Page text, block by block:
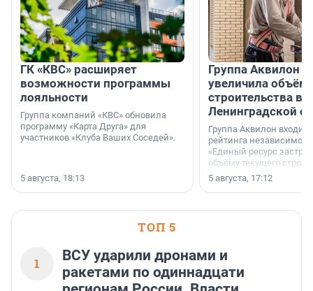
ГК «КВС» расширяет
возможности программы
лояльности
Группа компаний «КВС» обновила
программу «Карта Друга» для
участников «Клуба Ваших Соседей».
5 августа, 18:13
Группа Аквилон
увеличила объём
строительства в
Ленинградской
Группа Аквилон входит
рейтинга независимого
«Единый ресурс
объёму текущего
Ленинградской
время компания
185 429 кв. метров
5 августа, 17:12
ТОП 5
1
ВСУ ударили дронами и
ракетами по одиннадцати